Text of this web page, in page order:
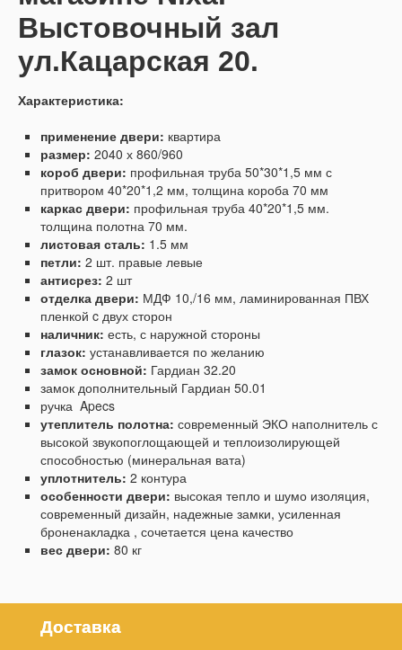
Выстовочный зал
ул.Кацарская 20.
Характеристика:
применение двери: квартира
размер: 2040 х 860/960
короб двери: профильная труба 50*30*1,5 мм с
притвором 40*20*1,2 мм, толщина короба 70 мм
каркас двери: профильная труба 40*20*1,5 мм.
толщина полотна 70 мм.
листовая сталь: 1.5 мм
петли: 2 шт. правые левые
антисрез: 2 шт
отделка двери: МДФ 10,/16 мм, ламинированная ПВХ
пленкой c двух сторон
наличник: есть, с наружной стороны
глазок: устанавливается по желанию
замок основной: Гардиан 32.20
замок дополнительный Гардиан 50.01
ручка Apecs
утеплитель полотна: современный ЭКО наполнитель с
высокой звукопоглощающей и теплоизолирующей
способностью (минеральная вата)
уплотнитель: 2 контура
особенности двери: высокая тепло и шумо изоляция,
современный дизайн, надежные замки, усиленная
броненакладка , сочетается цена качество
вес двери: 80 кг
Доставка